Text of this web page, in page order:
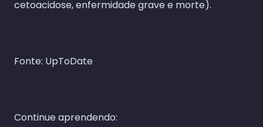
cetoacidose, enfermidade grave e morte).
Fonte: UpToDate
Continue aprendendo: